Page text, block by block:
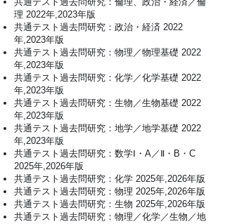
理 2022年,2023年版
共通テスト過去問研究：政治・経済 2022
年,2023年版
共通テスト過去問研究：物理／物理基礎 2022
年,2023年版
共通テスト過去問研究：化学／化学基礎 2022
年,2023年版
共通テスト過去問研究：生物／生物基礎 2022
年,2023年版
共通テスト過去問研究：地学／地学基礎 2022
年,2023年版
共通テスト過去問研究：数学Ⅰ・A／Ⅱ・B・C
2025年,2026年版
共通テスト過去問研究：化学 2025年,2026年版
共通テスト過去問研究：物理 2025年,2026年版
共通テスト過去問研究：生物 2025年,2026年版
共通テスト過去問研究：物理／化学／生物／地